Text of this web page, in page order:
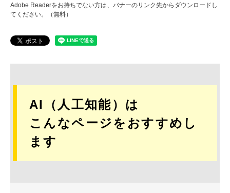
Adobe Readerをお持ちでない方は、バナーのリンク先からダウンロードし
てください。（無料）
AI（人工知能）は
こんなページをおすすめし
ます